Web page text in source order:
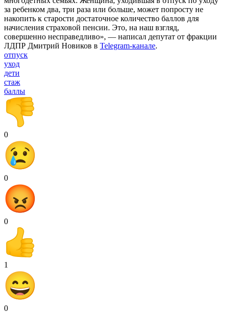
за ребенком два, три раза или больше, может попросту не
накопить к старости достаточное количество баллов для
начисления страховой пенсии. Это, на наш взгляд,
совершенно несправедливо», — написал депутат от фракции
ЛДПР Дмитрий Новиков в Telegram-канале.
отпуск
уход
дети
стаж
баллы
0
0
0
1
0